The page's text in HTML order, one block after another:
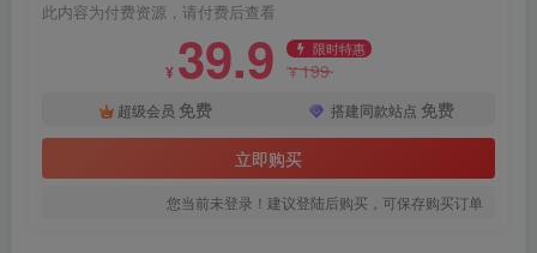
此内容为付费资源，请付费后查看
¥ 39.9 限时特惠
¥199
超级会员 免费 搭建同款站点 免费
立即购买
您当前未登录！建议登陆后购买，可保存购买订单